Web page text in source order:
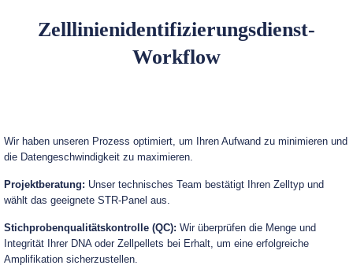
Zelllinienidentifizierungsdienst-
Workflow
Wir haben unseren Prozess optimiert, um Ihren Aufwand zu minimieren und
die Datengeschwindigkeit zu maximieren.
Projektberatung: Unser technisches Team bestätigt Ihren Zelltyp und
wählt das geeignete STR-Panel aus.
Stichprobenqualitätskontrolle (QC): Wir überprüfen die Menge und
Integrität Ihrer DNA oder Zellpellets bei Erhalt, um eine erfolgreiche
Amplifikation sicherzustellen.